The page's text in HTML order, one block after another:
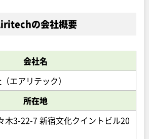
の会社概要
会社名
エアリテック）
所在地
木3-22-7 新宿文化クイントビル20